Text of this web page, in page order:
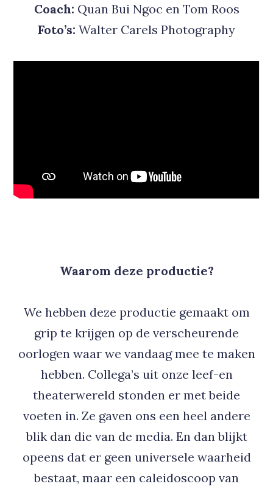
Coach: Quan Bui Ngoc en Tom Roos
Foto’s: Walter Carels Photography
Waarom deze productie?
We hebben deze productie gemaakt om
grip te krijgen op de verscheurende
oorlogen waar we vandaag mee te maken
hebben. Collega’s uit onze leef-en
theaterwereld stonden er met beide
voeten in. Ze gaven ons een heel andere
blik dan die van de media. En dan blijkt
opeens dat er geen universele waarheid
bestaat, maar een caleidoscoop van